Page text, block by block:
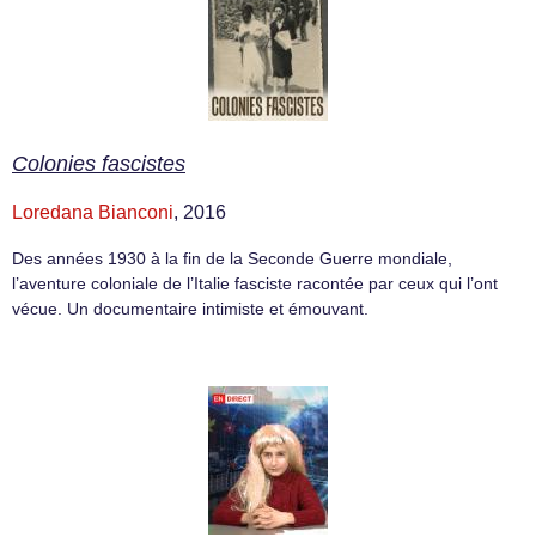
Colonies fascistes
Loredana Bianconi, 2016
Des années 1930 à la fin de la Seconde Guerre mondiale,
l’aventure coloniale de l’Italie fasciste racontée par ceux qui l’ont
vécue. Un documentaire intimiste et émouvant.